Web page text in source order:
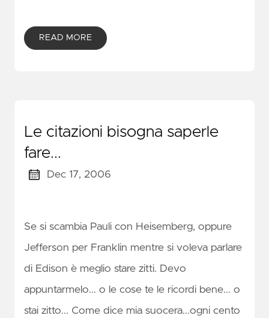
READ MORE
Le citazioni bisogna saperle
fare...
Dec 17, 2006
Se si scambia Pauli con Heisemberg, oppure
Jefferson per Franklin mentre si voleva parlare
di Edison è meglio stare zitti. Devo
appuntarmelo... o le cose te le ricordi bene... o
stai zitto... Come dice mia suocera...ogni cento